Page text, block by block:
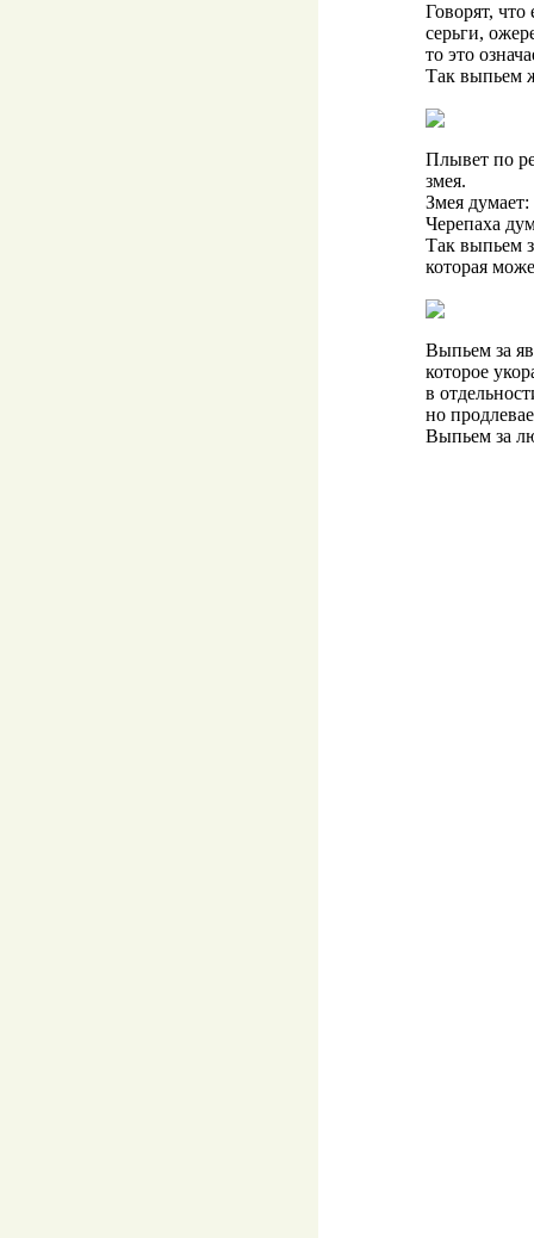
Говорят,
серьги,
то это
Так выпьем
Плывет по
змея.
Змея
Черепаха
Так выпьем
которая
Выпьем за
которое
в
но
Выпьем за